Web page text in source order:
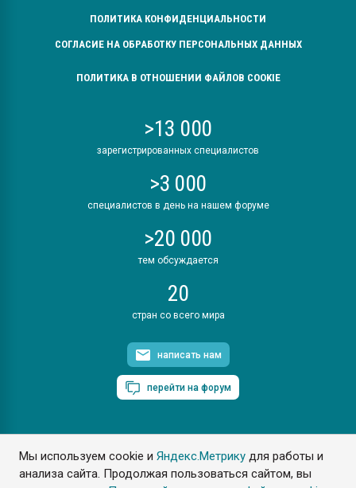
Мы используем cookie иЯндекс.Метрику для работы и
анализа сайта. Продолжая пользоваться сайтом, вы
ПОЛИТИКА КОНФИДЕНЦИАЛЬНОСТИ
СОГЛАСИЕ НА ОБРАБОТКУ ПЕРСОНАЛЬНЫХ ДАННЫХ
ПОЛИТИКА В ОТНОШЕНИИ ФАЙЛОВ COOKIE
>13 000
зарегистрированных специалистов
>3 000
специалистов в день на нашем форуме
>20 000
тем обсуждается
20
стран со всего мира
написать нам
перейти на форум
ПластЭксперт © 2006. Все права защищены
Разрешается копирование материалов сайта с обязательной